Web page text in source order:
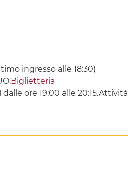
ingresso alle 18:30)
Biglietteria
ore 19:00 alle